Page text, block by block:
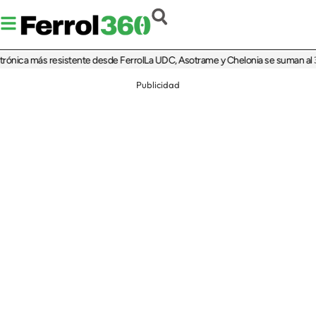
más resistente desde FerrolLa UDC, Asotrame y Chelonia se suman al 35
Publicidad